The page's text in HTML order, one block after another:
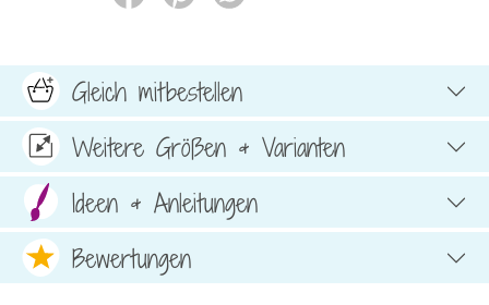
Gleich mitbestellen
Weitere Größen & Varianten
Ideen & Anleitungen
Bewertungen